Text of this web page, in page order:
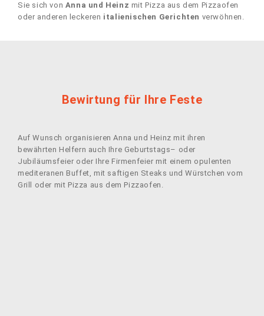
Sie sich von Anna und Heinz mit Pizza aus dem Pizzaofen
oder anderen leckeren italienischen Gerichten verwöhnen.
Bewirtung für Ihre Feste
Auf Wunsch organisieren Anna und Heinz mit ihren
bewährten Helfern auch Ihre Geburtstags– oder
Jubiläumsfeier oder Ihre Firmenfeier mit einem opulenten
mediteranen Buffet, mit saftigen Steaks und Würstchen vom
Grill oder mit Pizza aus dem Pizzaofen.